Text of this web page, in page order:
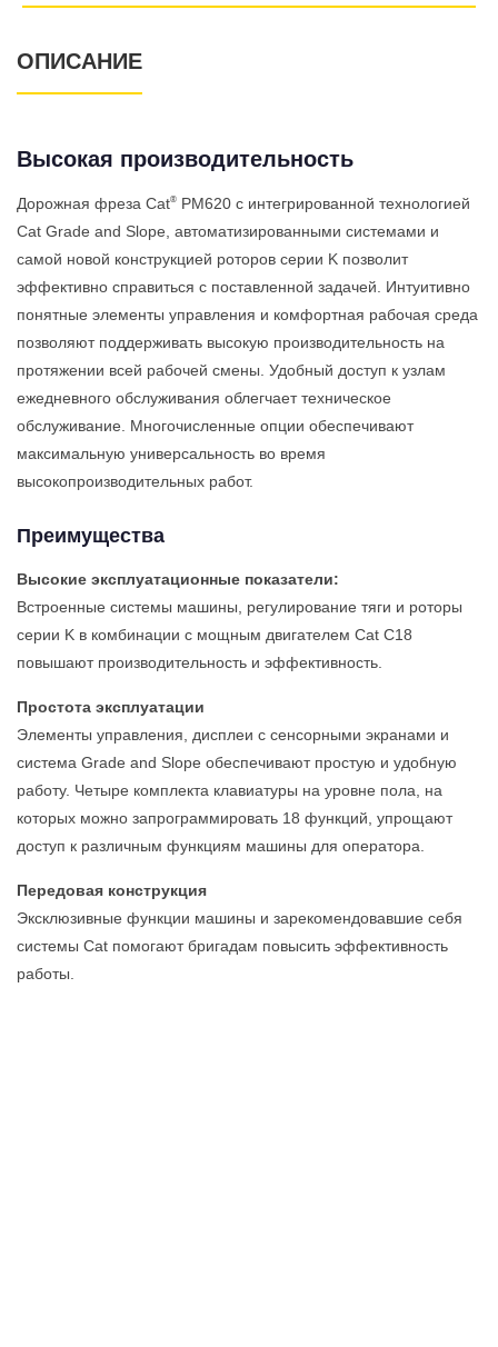
ОПИСАНИЕ
Высокая производительность
Дорожная фреза Cat® PM620 с интегрированной технологией
Cat Grade and Slope, автоматизированными системами и
самой новой конструкцией роторов серии K позволит
эффективно справиться с поставленной задачей. Интуитивно
понятные элементы управления и комфортная рабочая среда
позволяют поддерживать высокую производительность на
протяжении всей рабочей смены. Удобный доступ к узлам
ежедневного обслуживания облегчает техническое
обслуживание. Многочисленные опции обеспечивают
максимальную универсальность во время
высокопроизводительных работ.
Преимущества
Высокие эксплуатационные показатели:
Встроенные системы машины, регулирование тяги и роторы
серии K в комбинации с мощным двигателем Cat C18
повышают производительность и эффективность.
Простота эксплуатации
Элементы управления, дисплеи с сенсорными экранами и
система Grade and Slope обеспечивают простую и удобную
работу. Четыре комплекта клавиатуры на уровне пола, на
которых можно запрограммировать 18 функций, упрощают
доступ к различным функциям машины для оператора.
Передовая конструкция
Эксклюзивные функции машины и зарекомендовавшие себя
системы Cat помогают бригадам повысить эффективность
работы.